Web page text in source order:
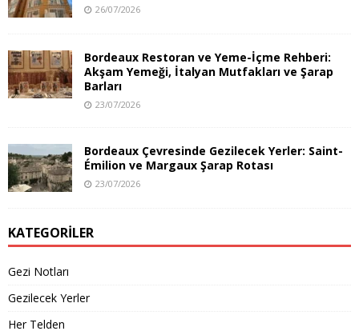
26/07/2026
Bordeaux Restoran ve Yeme-İçme Rehberi:
Akşam Yemeği, İtalyan Mutfakları ve Şarap
Barları
23/07/2026
Bordeaux Çevresinde Gezilecek Yerler: Saint-
Émilion ve Margaux Şarap Rotası
23/07/2026
KATEGORILER
Gezi Notları
Gezilecek Yerler
Her Telden